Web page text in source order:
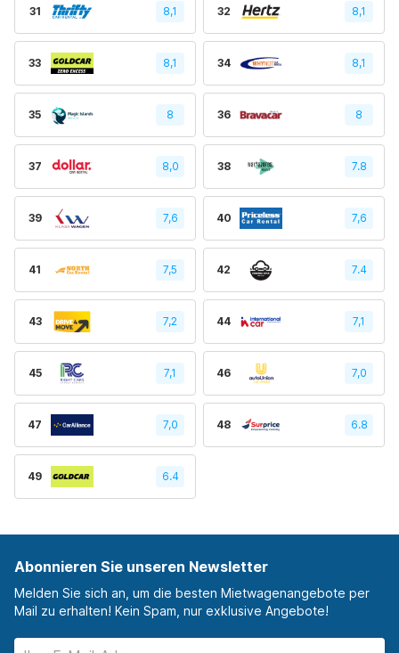
31 8,1 32 8,1
33 8,1 34 8,1
35 8 36 8
37 8,0 38 7.8
39 7,6 40 7,6
41 7,5 42 7.4
43 7,2 44 7,1
45 7,1 46 7,0
47 7,0 48 6.8
49 6.4
Abonnieren Sie unseren Newsletter
Melden Sie sich an, um die besten Mietwagenangebote per
Mail zu erhalten! Kein Spam, nur exklusive Angebote!